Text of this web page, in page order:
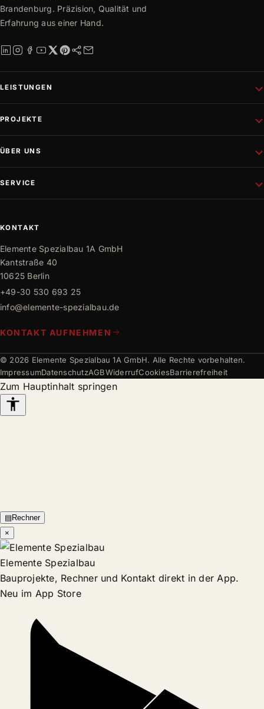
Brandenburg. Präzision, Qualität und
Erfahrung aus einer Hand.
LEISTUNGEN
Gewerbebau
PROJEKTE
ÜBER UNS
SERVICE
FAQ
KONTAKT
Elemente Spezialbau 1A GmbH
Kantstraße 40
10625 Berlin
+49-30 530 693 25
info@elemente-spezialbau.de
KONTAKT AUFNEHMEN
© 2026 Elemente Spezialbau 1A GmbH. Alle Rechte vorbehalten.
ImpressumDatenschutzAGBWiderrufCookiesBarrierefreiheit
Zum Hauptinhalt springen
Barrierefreiheits-
▤Rechner
×
Elemente Spezialbau
Bauprojekte, Rechner und Kontakt direkt in der App.
Neu im App Store